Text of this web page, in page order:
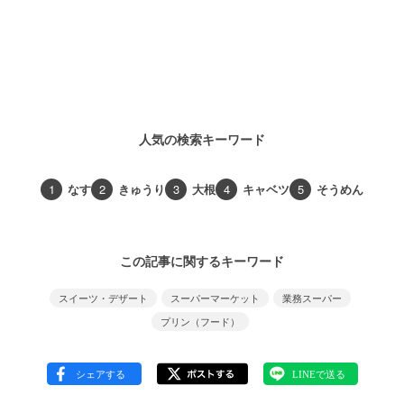
人気の検索キーワード
1 なす 2 きゅうり 3 大根 4 キャベツ 5 そうめん
この記事に関するキーワード
スイーツ・デザート スーパーマーケット
業務スーパー
プリン（フード）